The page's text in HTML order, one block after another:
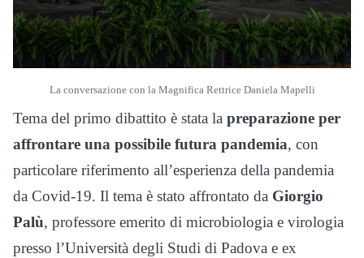
La conversazione con la Magnifica Rettrice Daniela Mapelli
Tema del primo dibattito è stata la preparazione per
affrontare una possibile futura pandemia, con
particolare riferimento all’esperienza della pandemia
da Covid-19. Il tema è stato affrontato da Giorgio
Palù, professore emerito di microbiologia e virologia
presso l’Università degli Studi di Padova e ex